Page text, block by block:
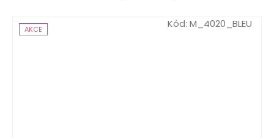
AKCE Kód: M_4020_BLEU